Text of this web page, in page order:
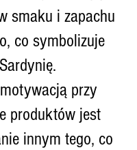
smaku i zapachu
co symbolizuje
Sardynię.
przy
produktów jest
innym tego, co